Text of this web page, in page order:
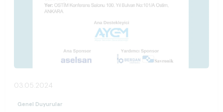
03.05.2024
Genel Duyurular